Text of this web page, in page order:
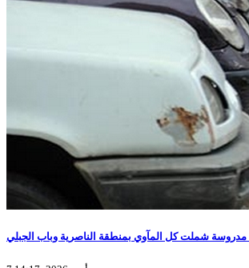
شملت كل المآوي بمنطقة الناصرية وباب الجبلي